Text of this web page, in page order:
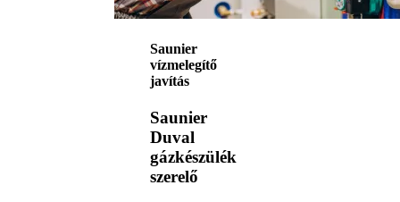
Saunier
vízmelegítő
javítás
Saunier
Duval
gázkészülék
szerelő